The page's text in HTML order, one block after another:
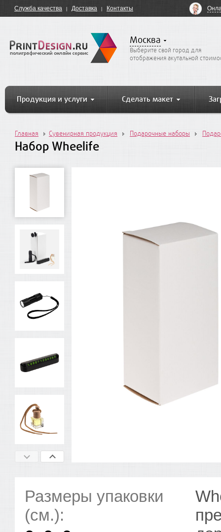
Служба качества Доставка Контакты
Москва
Выберите свой город для
отображения акутальной
Продукция и услуги Сделать макет
Главная Сувенирная продукция Подарочные наборы
Набор Wheelife
Размеры упаковки
(см.):